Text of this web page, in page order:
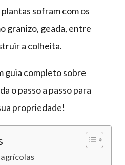
sofram com os
granizo, geada, entre
a colheita.
guia completo sobre
o passo a passo para
propriedade!